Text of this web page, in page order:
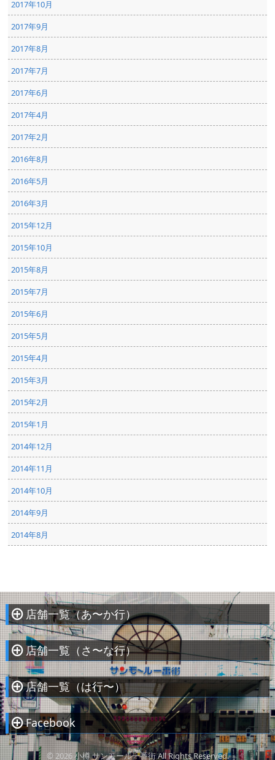
2017年10月
2017年9月
2017年8月
2017年7月
2017年6月
2017年4月
2017年2月
2016年8月
2016年5月
2016年3月
2015年12月
2015年10月
2015年8月
2015年7月
2015年6月
2015年5月
2015年4月
2015年3月
2015年2月
2015年1月
2014年12月
2014年11月
2014年10月
2014年9月
2014年8月
À 店舗一覧（あ〜か行）
À 店舗一覧（さ〜な行）
À 店舗一覧（は行〜）
À Facebook
© 2026 小樽 サンモール一番街 All Rights Reserved.